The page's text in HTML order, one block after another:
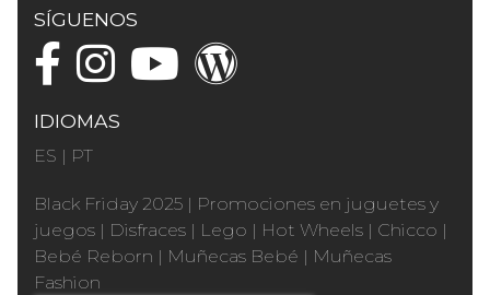
SÍGUENOS
IDIOMAS
ES | PT
Black Friday 2025 | Promociones en juguetes y
juegos | Disfraces | Lego | Hot Wheels | Chicco |
Bebé Reborn | Muñecas Bebé | Muñecas
Fashion